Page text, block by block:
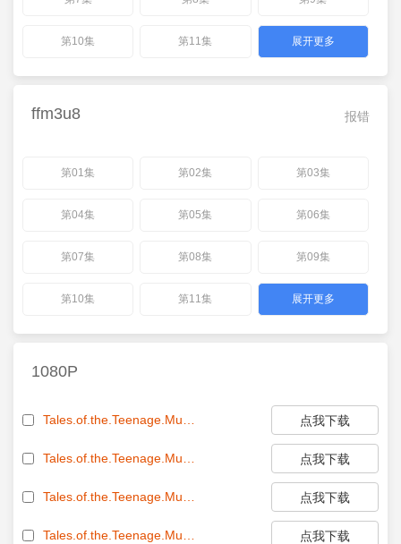
第10集 第11集 展开更多
报错
ffm3u8
第01集 第02集 第03集
第04集 第05集 第06集
第07集 第08集 第09集
第10集 第11集 展开更多
1080P
点我下载
点我下载
点我下载
点我下载